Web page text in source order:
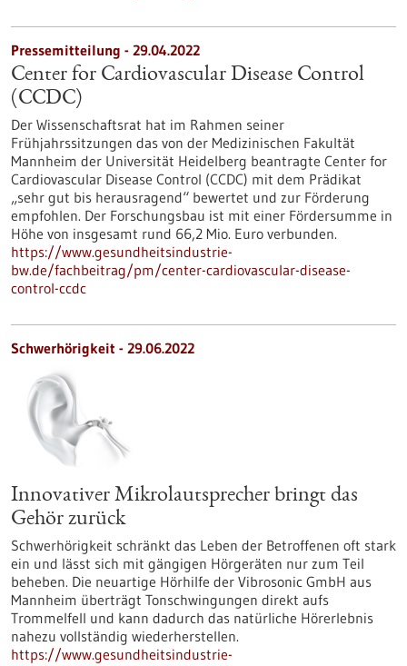
Pressemitteilung - 29.04.2022
Center for Cardiovascular Disease Control
(CCDC)
Der Wissenschaftsrat hat im Rahmen seiner
Frühjahrssitzungen das von der Medizinischen Fakultät
Mannheim der Universität Heidelberg beantragte Center for
Cardiovascular Disease Control (CCDC) mit dem Prädikat
„sehr gut bis herausragend“ bewertet und zur Förderung
empfohlen. Der Forschungsbau ist mit einer Fördersumme in
Höhe von insgesamt rund 66,2 Mio. Euro verbunden.
https://www.gesundheitsindustrie-
bw.de/fachbeitrag/pm/center-cardiovascular-disease-
control-ccdc
Schwerhörigkeit - 29.06.2022
Innovativer Mikrolautsprecher bringt das
Gehör zurück
Schwerhörigkeit schränkt das Leben der Betroffenen oft stark
ein und lässt sich mit gängigen Hörgeräten nur zum Teil
beheben. Die neuartige Hörhilfe der Vibrosonic GmbH aus
Mannheim überträgt Tonschwingungen direkt aufs
Trommelfell und kann dadurch das natürliche Hörerlebnis
nahezu vollständig wiederherstellen.
https://www.gesundheitsindustrie-